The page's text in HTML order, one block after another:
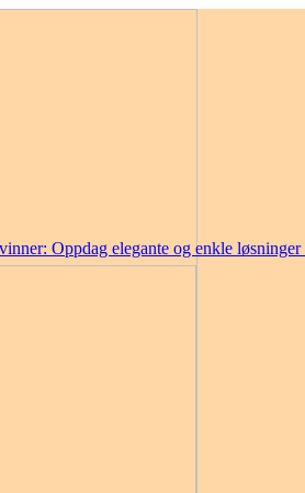
Oppdag elegante og enkle løsninger